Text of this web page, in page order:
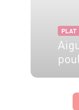
PLAT